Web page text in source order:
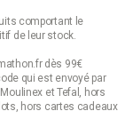
comportant le
de leur stock.
dès 99€
qui est envoyé par
et Tefal, hors
hors cartes cadeaux